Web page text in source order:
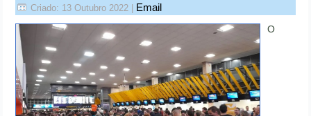
Criado: 13 Outubro 2022 Email
O